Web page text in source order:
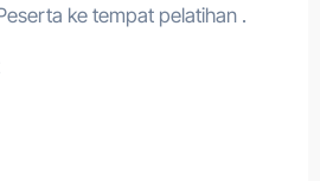
ke tempat pelatihan .